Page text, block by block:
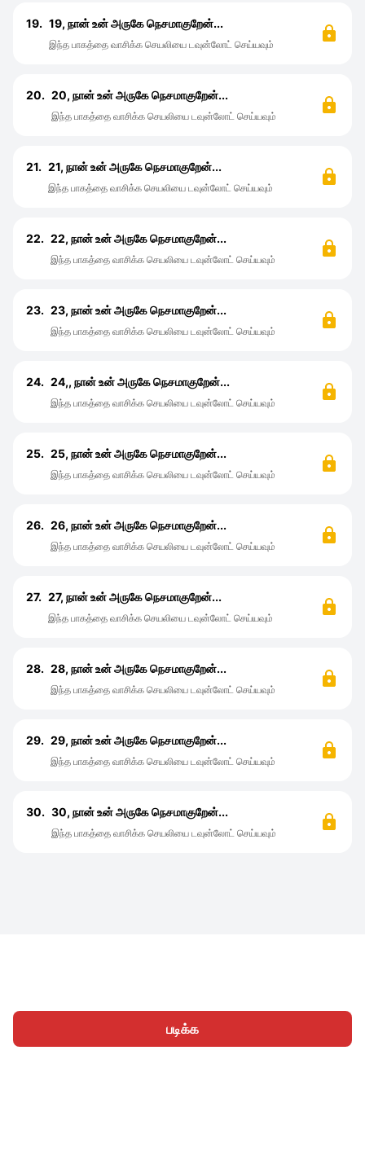
படிக்க
19. 19, நான் உன் அருகே நெசமாகுறேன்...
இந்த பாகத்தை வாசிக்க செயலியை டவுன்லோட் செய்யவும்
20. 20, நான் உன் அருகே நெசமாகுறேன்...
இந்த பாகத்தை வாசிக்க செயலியை டவுன்லோட் செய்யவும்
21. 21, நான் உன் அருகே நெசமாகுறேன்...
இந்த பாகத்தை வாசிக்க செயலியை டவுன்லோட் செய்யவும்
22. 22, நான் உன் அருகே நெசமாகுறேன்...
இந்த பாகத்தை வாசிக்க செயலியை டவுன்லோட் செய்யவும்
23. 23, நான் உன் அருகே நெசமாகுறேன்...
இந்த பாகத்தை வாசிக்க செயலியை டவுன்லோட் செய்யவும்
24. 24,, நான் உன் அருகே நெசமாகுறேன்...
இந்த பாகத்தை வாசிக்க செயலியை டவுன்லோட் செய்யவும்
25. 25, நான் உன் அருகே நெசமாகுறேன்...
இந்த பாகத்தை வாசிக்க செயலியை டவுன்லோட் செய்யவும்
26. 26, நான் உன் அருகே நெசமாகுறேன்...
இந்த பாகத்தை வாசிக்க செயலியை டவுன்லோட் செய்யவும்
27. 27, நான் உன் அருகே நெசமாகுறேன்...
இந்த பாகத்தை வாசிக்க செயலியை டவுன்லோட் செய்யவும்
28. 28, நான் உன் அருகே நெசமாகுறேன்...
இந்த பாகத்தை வாசிக்க செயலியை டவுன்லோட் செய்யவும்
29. 29, நான் உன் அருகே நெசமாகுறேன்...
இந்த பாகத்தை வாசிக்க செயலியை டவுன்லோட் செய்யவும்
30. 30, நான் உன் அருகே நெசமாகுறேன்...
இந்த பாகத்தை வாசிக்க செயலியை டவுன்லோட் செய்யவும்
முகப்பு வகைகள் எழுத கட்டுரைகள் உள்நுழைக